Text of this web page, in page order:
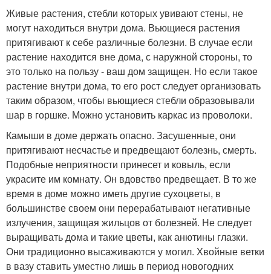
Живые растения, стебли которых увивают стены, не
могут находиться внутри дома. Вьющиеся растения
притягивают к себе различные болезни. В случае если
растение находится вне дома, с наружной стороны, то
это только на пользу - ваш дом защищен. Но если такое
растение внутри дома, то его рост следует организовать
таким образом, чтобы вьющиеся стебли образовывали
шар в горшке. Можно установить каркас из проволоки.
Камыши в доме держать опасно. Засушенные, они
притягивают несчастье и предвещают болезнь, смерть.
Подобные неприятности принесет и ковыль, если
украсите им комнату. Он вдовство предвещает. В то же
время в доме можно иметь другие сухоцветы, в
большинстве своем они перерабатывают негативные
излучения, защищая жильцов от болезней. Не следует
выращивать дома и такие цветы, как анютины глазки.
Они традиционно высаживаются у могил. Хвойные ветки
в вазу ставить уместно лишь в период новогодних